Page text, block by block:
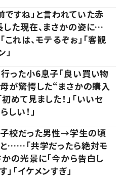
ですね」と言われていた赤
した現在、まさかの姿に…
これは、モテるぞぉ」「客観
った小6息子「良い買い物
母が驚愕した“まさかの購入
めて見ました！」「いいセ
しい！」
校だった男性→学生の頃
……「共学だったら絶対モ
かの光景に「今から告白し
「イケメンすぎ」